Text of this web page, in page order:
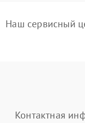
Наш сервисный
Контактная